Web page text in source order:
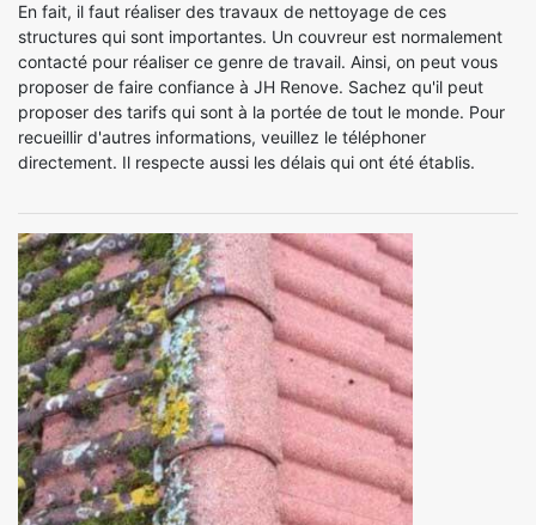
En fait, il faut réaliser des travaux de nettoyage de ces
structures qui sont importantes. Un couvreur est normalement
contacté pour réaliser ce genre de travail. Ainsi, on peut vous
proposer de faire confiance à JH Renove. Sachez qu'il peut
proposer des tarifs qui sont à la portée de tout le monde. Pour
recueillir d'autres informations, veuillez le téléphoner
directement. Il respecte aussi les délais qui ont été établis.